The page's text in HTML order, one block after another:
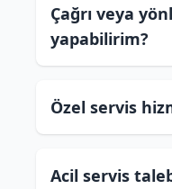
Çağrı veya
yapabilirim?
Özel servis
Acil servis